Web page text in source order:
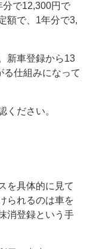
分で12,300円で
額で、1年分で3,
新車登録から13
仕組みになって
ください。
を具体的に見て
られるのは車を
消登録という手